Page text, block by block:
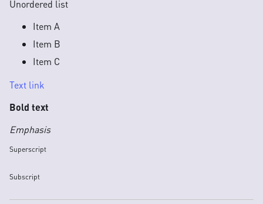
Unordered list
Item A
Item B
Item C
Text link
Bold text
Emphasis
Superscript
Subscript